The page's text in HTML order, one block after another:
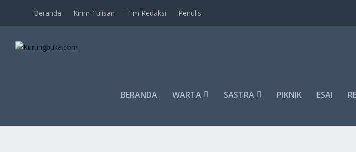
Beranda Kirim Tulisan Tim Redaksi Penulis
BERANDA WARTA SASTRA PIKNIK ESAI